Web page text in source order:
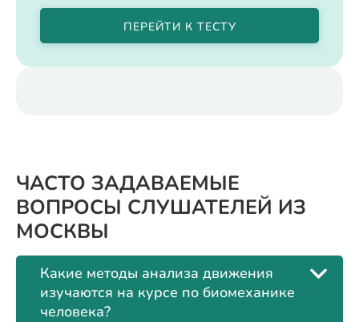
ПЕРЕЙТИ К ТЕСТУ
ЧАСТО ЗАДАВАЕМЫЕ
ВОПРОСЫ СЛУШАТЕЛЕЙ ИЗ
МОСКВЫ
Какие методы анализа движения
изучаются на курсе по биомеханике
человека?